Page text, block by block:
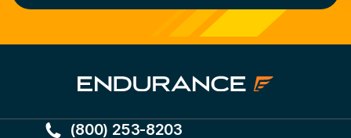
(800) 253-8203